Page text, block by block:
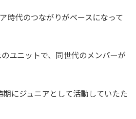
時代のつながりがベースになって
ユニットで、同世代のメンバーが
にジュニアとして活動していたた